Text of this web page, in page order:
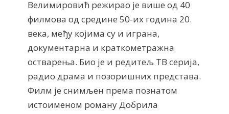
Велимировић режирао је више од 40
филмова од средине 50-их година 20.
века, међу којима су и играна,
документарна и краткометражна
остварења. Био је и редитељ ТВ серија,
радио драма и позоришних представа.
Филм је снимљен према познатом
истоименом роману Добрила